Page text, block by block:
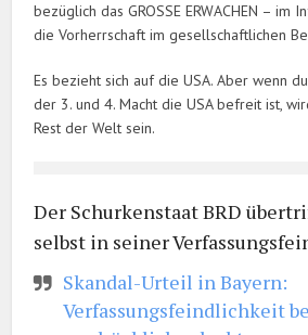
bezüglich das GROSSE ERWACHEN – im
die Vorherrschaft im gesellschaftlichen
Es bezieht sich auf die USA. Aber wenn
der 3. und 4. Macht die USA befreit ist,
Rest der Welt sein.
Der Schurkenstaat BRD
selbst in seiner
Skandal-Urteil in Bayern:
Verfassungsfeindlichkeit